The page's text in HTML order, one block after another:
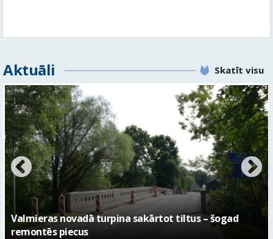
Aktuāli Skatīt visu
No pagaidu teātra līdz laikmetīgās kultūras centram
– kā attīstīsies “Kurtuve”